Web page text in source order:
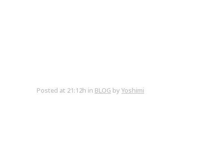
Posted at 21:12h in BLOG byYoshimi